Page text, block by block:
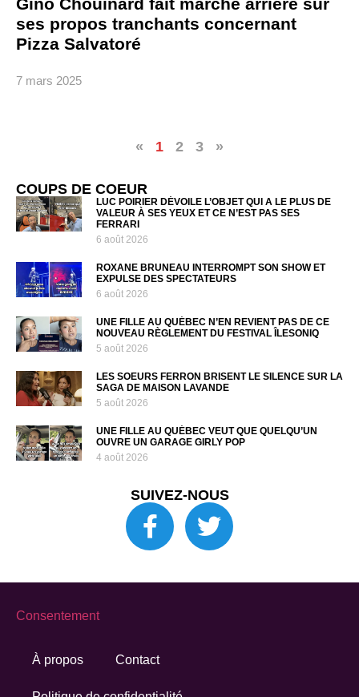
Gino Chouinard fait marche arrière sur
ses propos tranchants concernant
Pizza Salvatoré
7 mars 2025
« 1 2 3 »
COUPS DE COEUR
LUC POIRIER DÉVOILE L’OBJET QUI A LE PLUS DE
VALEUR À SES YEUX ET CE N’EST PAS SES
FERRARI
6 août 2026
ROXANE BRUNEAU INTERROMPT SON SHOW ET
EXPULSE DES SPECTATEURS
6 août 2026
UNE FILLE AU QUÉBEC N’EN REVIENT PAS DE CE
NOUVEAU RÈGLEMENT DU FESTIVAL ÎLESONIQ
5 août 2026
LES SOEURS FERRON BRISENT LE SILENCE SUR LA
SAGA DE MAISON LAVANDE
5 août 2026
UNE FILLE AU QUÉBEC VEUT QUE QUELQU’UN
OUVRE UN GARAGE GIRLY POP
4 août 2026
SUIVEZ-NOUS
À propos Contact
Consentement